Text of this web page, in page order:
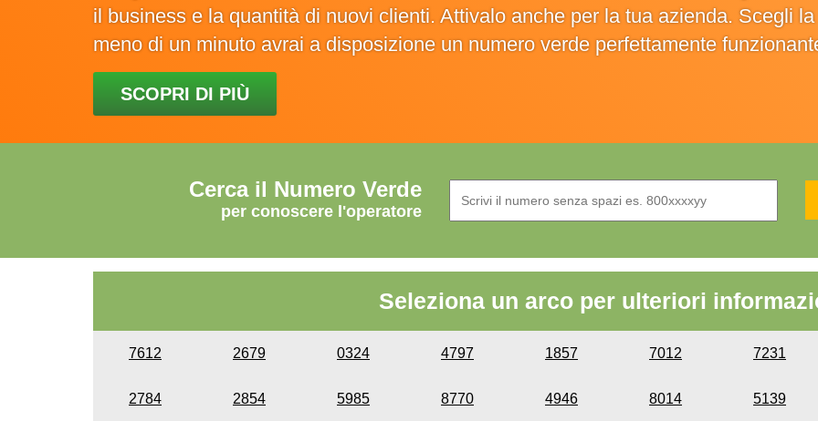
il business e la quantità di nuovi clienti. Attivalo anche per la tua azienda. Scegli
meno di un minuto avrai a disposizione un numero verde perfettamente
SCOPRI DI PIÙ
Cerca il Numero Verde
per conoscere l'operatore
Seleziona un arco per ulteriori
7612 2679 0324 4797 1857 7012 7231
2784 2854 5985 8770 4946 8014 5139